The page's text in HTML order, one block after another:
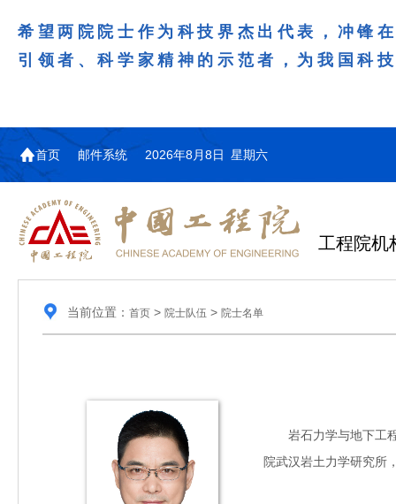
希望两院院士作为科技界杰出代表，冲锋
引领者、科学家精神的示范者，为我国科
首页 邮件系统 2026年8月8日 星期六
工程院机
当前位置： 首页> 院士队伍 > 院士名单
岩石力学与地下工程
院武汉岩土力学研究所